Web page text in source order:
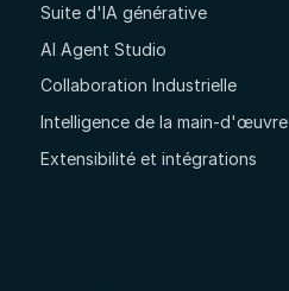
Suite d'IA générative
AI Agent Studio
Collaboration Industrielle
Intelligence de la main-d'œuvre
Extensibilité et intégrations